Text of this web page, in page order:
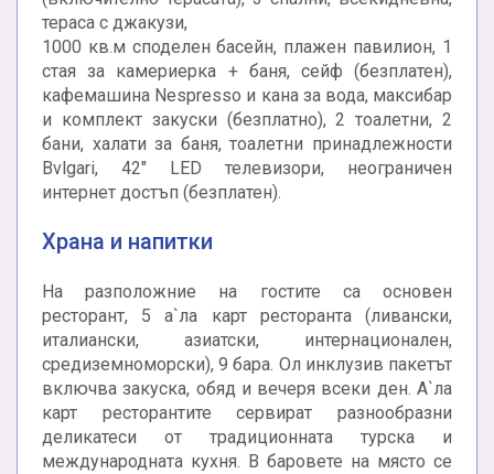
тераса с джакузи,
1000 кв.м споделен басейн, плажен павилион, 1
стая за камериерка + баня, сейф (безплатен),
кафемашина Nespresso и кана за вода, максибар
и комплект закуски (безплатно), 2 тоалетни, 2
бани, халати за баня, тоалетни принадлежности
Bvlgari, 42" LED телевизори, неограничен
интернет достъп (безплатен).
Храна и напитки
На разположние на гостите са основен
ресторант, 5 а`ла карт ресторанта (ливански,
италиански, азиатски, интернационален,
средиземноморски), 9 бара. Ол инклузив пакетът
включва закуска, обяд и вечеря всеки ден. А`ла
карт ресторантите сервират разнообразни
деликатеси от традиционната турска и
международната кухня. В баровете на място се